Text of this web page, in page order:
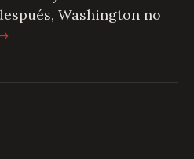
Washington no